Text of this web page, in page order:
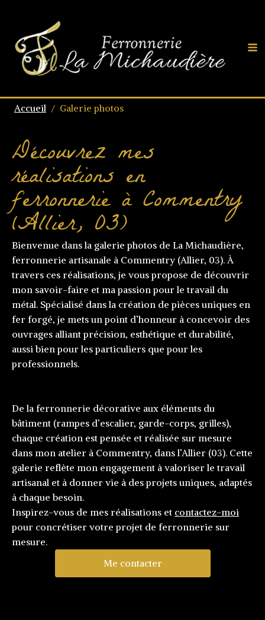
Accueil / Galerie photos
Découvrez mes
réalisations en
ferronnerie à Commentry
(Allier, 03)
Bienvenue dans la galerie photos de La Michaudière,
ferronnerie artisanale à Commentry (Allier, 03). À
travers ces réalisations, je vous propose de découvrir
mon savoir-faire et ma passion pour le travail du
métal. Spécialisé dans la création de pièces uniques en
fer forgé, je mets un point d’honneur à concevoir des
ouvrages alliant précision, esthétique et durabilité,
aussi bien pour les particuliers que pour les
professionnels.
De la ferronnerie décorative aux éléments du
bâtiment (rampes d’escalier, garde-corps, grilles),
chaque création est pensée et réalisée sur mesure
dans mon atelier à Commentry, dans l’Allier (03). Cette
galerie reflète mon engagement à valoriser le travail
artisanal et à donner vie à des projets uniques, adaptés
à chaque besoin.
Inspirez-vous de mes réalisations et contactez-moi
pour concrétiser votre projet de ferronnerie sur
mesure.
Me contacter